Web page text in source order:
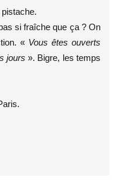
pistache.
si fraîche que ça ? On
« Vous êtes ouverts
jours ». Bigre, les temps